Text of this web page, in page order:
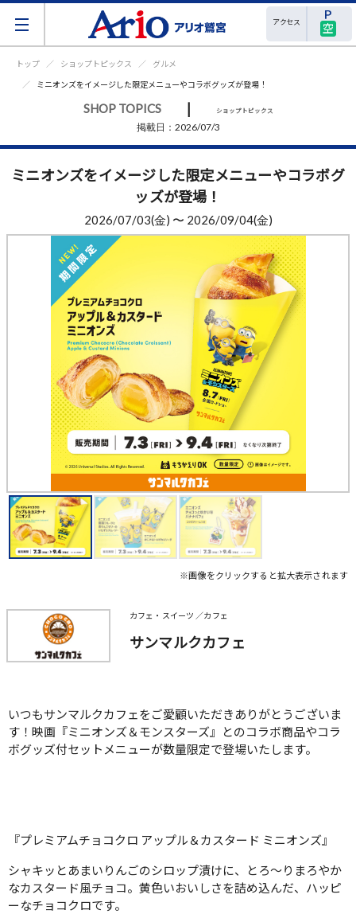
アクセス 空
トップ ショップトピックス
グルメ
ミニオンズをイメージした限定メニューやコラボグッズが登場！
SHOP TOPICS | ショップトピックス
掲載日：2026/07/3
ミニオンズをイメージした限定メニューやコラボグ
ッズが登場！
2026/07/03(金) 〜 2026/09/04(金)
※画像をクリックすると拡大表示されます
カフェ・スイーツ ／カフェ
サンマルクカフェ
いつもサンマルクカフェをご愛顧いただきありがとうございま
す！映画『ミニオンズ＆モンスターズ』とのコラボ商品やコラ
ボグッズ付セットメニューが数量限定で登場いたします。
『プレミアムチョコクロ アップル＆カスタード ミニオンズ』
シャキッとあまいりんごのシロップ漬けに、とろ〜りまろやか
なカスタード風チョコ。黄色いおいしさを詰め込んだ、ハッピ
ーなチョコクロです。